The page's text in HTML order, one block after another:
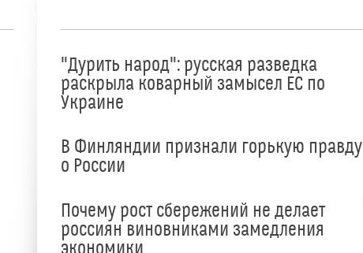
"Дурить народ": русская разведка
раскрыла коварный замысел ЕС по
Украине
В Финляндии признали горькую правду
о России
Почему рост сбережений не делает
россиян виновниками замедления